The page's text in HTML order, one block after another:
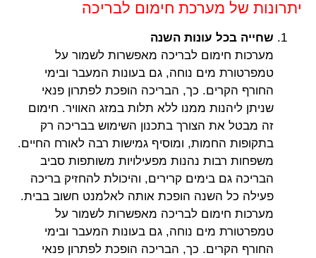
יתרונות של מערכת חימום לבריכה
שחייה בכל עונות השנה
מערכות חימום לבריכה מאפשרות לשמור על
טמפרטורת מים נוחה, גם בעונות המעבר ובימי
החורף הקרים. כך, הבריכה הופכת לפתרון פנאי
שניתן ליהנות ממנו ללא תלות במזג האוויר. חימום
זה מבטל את הצורך בתכנון השימוש בבריכה רק
בתקופות החמות, ומוסיף גמישות רבה לאורח החיים.
משפחות רבות נהנות מפעילויות משותפות סביב
הבריכה גם בימים קרירים, והיכולת להחזיק בריכה
פעילה כל השנה הופכת אותה לאלמנט חשוב בבית.
מערכות חימום לבריכה מאפשרות לשמור על
טמפרטורת מים נוחה, גם בעונות המעבר ובימי
החורף הקרים. כך, הבריכה הופכת לפתרון פנאי